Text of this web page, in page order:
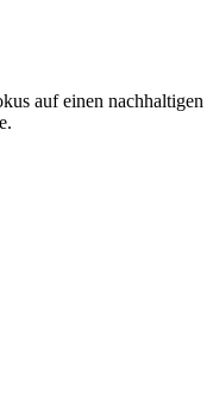
auf einen nachhaltigen